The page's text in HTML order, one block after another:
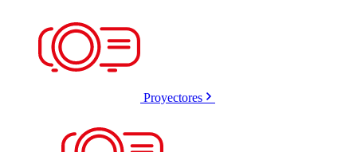
Proyectores